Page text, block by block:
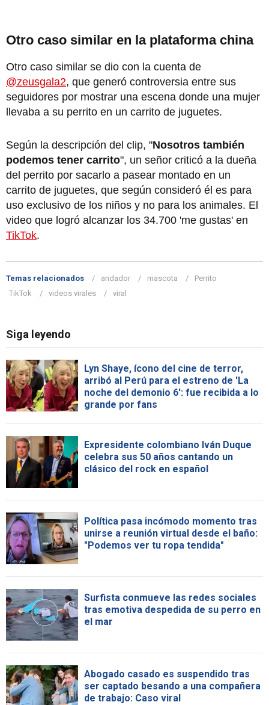
Otro caso similar en la plataforma china
Otro caso similar se dio con la cuenta de
@zeusgala2, que generó controversia entre sus
seguidores por mostrar una escena donde una mujer
llevaba a su perrito en un carrito de juguetes.
Según la descripción del clip, "Nosotros también
podemos tener carrito", un señor criticó a la dueña
del perrito por sacarlo a pasear montado en un
carrito de juguetes, que según consideró él es para
uso exclusivo de los niños y no para los animales. El
video que logró alcanzar los 34.700 'me gustas' en
TikTok.
Temas relacionados andador mascota
Perrito
TikTok
videos virales viral
Siga leyendo
Lyn Shaye, ícono del cine de terror,
arribó al Perú para el estreno de 'La
noche del demonio 6': fue recibida a lo
grande por fans
Expresidente colombiano Iván Duque
celebra sus 50 años cantando un
clásico del rock en español
Política pasa incómodo momento tras
unirse a reunión virtual desde el baño:
"Podemos ver tu ropa tendida"
Surfista conmueve las redes sociales
tras emotiva despedida de su perro en
el mar
Abogado casado es suspendido tras
ser captado besando a una compañera
de trabajo: Caso viral